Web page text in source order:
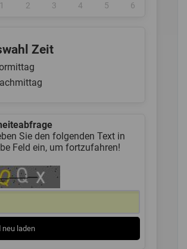
1 2 3 4 5 6
Zeit
Sie den folgenden Text in
Feld ein, um fortzufahren!
neu laden